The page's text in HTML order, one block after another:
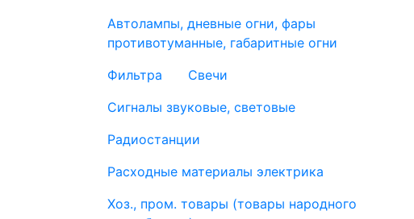
Автолампы, дневные огни, фары
противотуманные, габаритные огни
Фильтра
Свечи
Сигналы звуковые, световые
Радиостанции
Расходные материалы электрика
Хоз., пром. товары (товары народного